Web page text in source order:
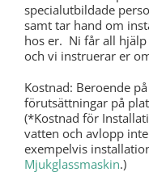
specialutbildade
samt tar hand om
hos er. Ni får all
och vi instruerar er
Kostnad: Beroende
förutsättningar på
(*Kostnad för
vatten och avlopp
exempelvis
Mjukglassmaskin.)